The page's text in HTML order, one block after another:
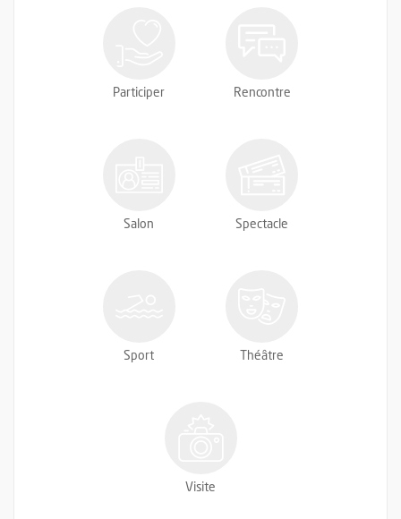
Participer Rencontre
Salon Spectacle
Sport Théâtre
Visite